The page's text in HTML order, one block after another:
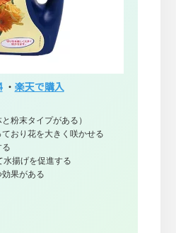
・ 楽天で購入
粉末タイプがある）
おり花を大きく咲かせる
る
水揚げを促進する
果がある